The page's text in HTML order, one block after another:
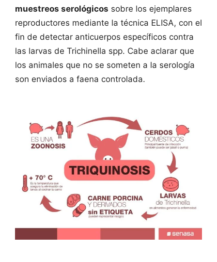
muestreos serológicos sobre los ejemplares
reproductores mediante la técnica ELISA, con el
fin de detectar anticuerpos específicos contra
las larvas de Trichinella spp. Cabe aclarar que
los animales que no se someten a la serología
son enviados a faena controlada.